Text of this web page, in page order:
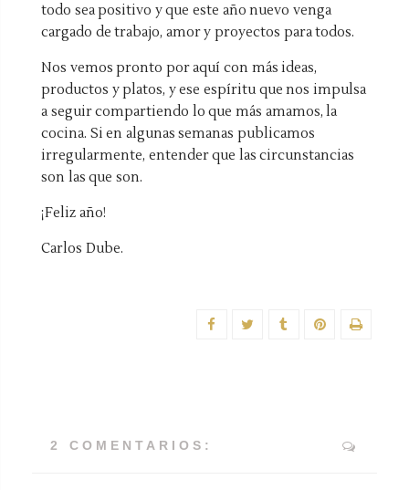
todo sea positivo y que este año nuevo venga
cargado de trabajo, amor y proyectos para todos.
Nos vemos pronto por aquí con más ideas,
productos y platos, y ese espíritu que nos impulsa
a seguir compartiendo lo que más amamos, la
cocina. Si en algunas semanas publicamos
irregularmente, entender que las circunstancias
son las que son.
¡Feliz año!
Carlos Dube.
2 COMENTARIOS: